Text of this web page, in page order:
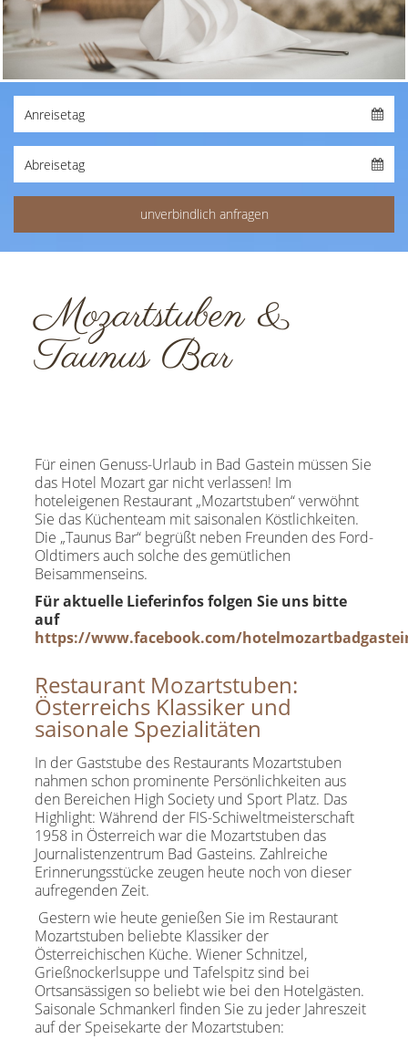
Mozartstuben &
Taunus Bar
Für einen Genuss-Urlaub in Bad Gastein müssen Sie
das Hotel Mozart gar nicht verlassen! Im
hoteleigenen Restaurant „Mozartstuben“ verwöhnt
Sie das Küchenteam mit saisonalen Köstlichkeiten.
Die „Taunus Bar“ begrüßt neben Freunden des Ford-
Oldtimers auch solche des gemütlichen
Beisammenseins.
Für aktuelle Lieferinfos folgen Sie uns bitte
auf
https://www.facebook.com/
Restaurant Mozartstuben:
Österreichs Klassiker und
saisonale Spezialitäten
In der Gaststube des Restaurants Mozartstuben
nahmen schon prominente Persönlichkeiten aus
den Bereichen High Society und Sport Platz. Das
Highlight: Während der FIS-Schiweltmeisterschaft
1958 in Österreich war die Mozartstuben das
Journalistenzentrum Bad Gasteins. Zahlreiche
Erinnerungsstücke zeugen heute noch von dieser
aufregenden Zeit.
Gestern wie heute genießen Sie im Restaurant
Mozartstuben beliebte Klassiker der
Österreichischen Küche. Wiener Schnitzel,
Grießnockerlsuppe und Tafelspitz sind bei
Ortsansässigen so beliebt wie bei den Hotelgästen.
Saisonale Schmankerl finden Sie zu jeder Jahreszeit
auf der Speisekarte der Mozartstuben: